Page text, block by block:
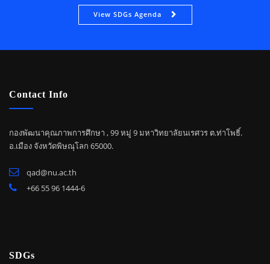
View SDGs Agenda
Contact Info
กองพัฒนาคุณภาพการศึกษา , 99 หมู่ 9 มหาวิทยาลัยนเรศวร ต.ท่าโพธิ์.
อ.เมือง จังหวัดพิษณุโลก 65000.
qad@nu.ac.th
+66 55 96 1444-6
SDGs